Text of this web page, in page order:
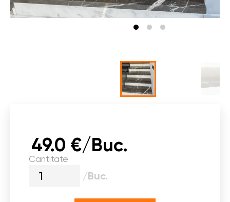
49.0 €/Buc.
Cantitate
/Buc.